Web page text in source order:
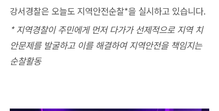
강서경찰은 오늘도 지역안전순찰*을 실시하고 있습니다.
* 지역경찰이 주민에게 먼저 다가가 선제적으로 지역 치
안문제를 발굴하고 이를 해결하여 지역안전을 책임지는
순찰활동